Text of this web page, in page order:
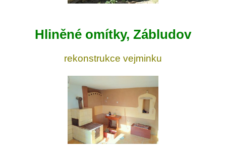
Hliněné omítky, Zábludov
rekonstrukce vejminku